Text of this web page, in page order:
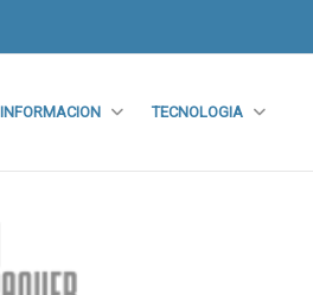
INFORMACION TECNOLOGIA